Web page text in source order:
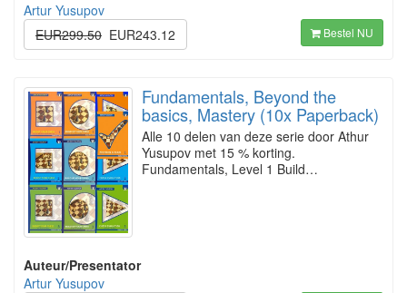
Artur Yusupov
EUR299.50 EUR243.12 Bestel NU
Fundamentals, Beyond the
basics, Mastery (10x Paperback)
Alle 10 delen van deze serie door Athur
Yusupov met 15 % korting.
Fundamentals, Level 1 Build…
Auteur/Presentator
Artur Yusupov